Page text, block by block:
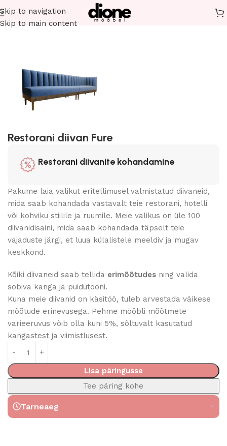
Skip to navigation
Skip to main content
Esileht Restorani mööbel Restorani diivanid
Restorani diivan Fure
Restorani diivanite kohandamine
Pakume laia valikut eritellimusel valmistatud diivaneid,
mida saab kohandada vastavalt teie restorani, hotelli
või kohviku stiilile ja ruumile. Meie valikus on üle 100
diivanidisaini, mida saab kohandada täpselt teie
vajaduste järgi, et luua külalistele meeldiv ja mugav
keskkond.
Kõiki diivaneid saab tellida erimõõtudes ning valida
sobiva kanga ja puidutooni.
Kuna meie diivanid on käsitöö, tuleb arvestada väikese
mõõtude erinevusega. Pehme mööbli mõõtmete
varieeruvus võib olla kuni 5%, sõltuvalt kasutatud
kangastest ja viimistlusest.
Lisa päringusse
Tee päring kohe
Tarneaeg